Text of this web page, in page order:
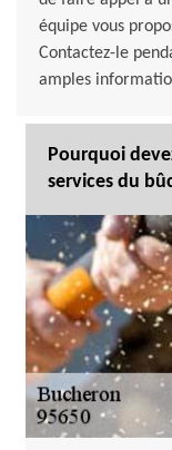
équipe vous
Contactez-le
amples
Pourquoi
services du